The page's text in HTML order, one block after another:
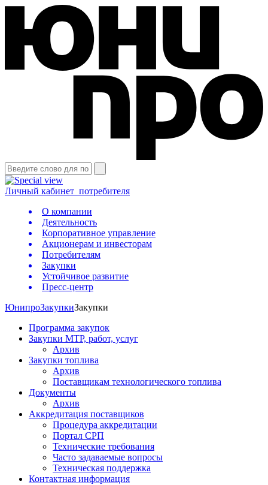
Личный кабинет потребителя
О компании
Деятельность
Корпоративное управление
Акционерам и инвесторам
Потребителям
Закупки
Устойчивое развитие
Пресс-центр
ЮнипроЗакупкиЗакупки
Программа закупок
Закупки МТР, работ, услуг
Архив
Закупки топлива
Архив
Поставщикам технологического топлива
Документы
Архив
Аккредитация поставщиков
Процедура аккредитации
Портал СРП
Технические требования
Часто задаваемые вопросы
Техническая поддержка
Контактная информация